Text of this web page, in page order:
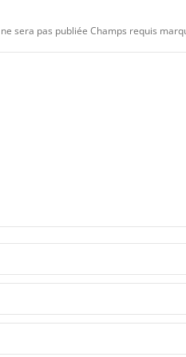
sera pas publiée Champs requis